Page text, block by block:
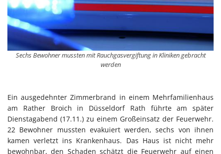
Sechs Bewohner mussten mit Rauchgasvergiftung in Kliniken gebracht
werden
Ein ausgedehnter Zimmerbrand in einem Mehrfamilienhaus
am Rather Broich in Düsseldorf Rath führte am später
Dienstagabend (17.11.) zu einem Großeinsatz der Feuerwehr.
22 Bewohner mussten evakuiert werden, sechs von ihnen
kamen verletzt ins Krankenhaus. Das Haus ist nicht mehr
bewohnbar, den Schaden schätzt die Feuerwehr auf einen